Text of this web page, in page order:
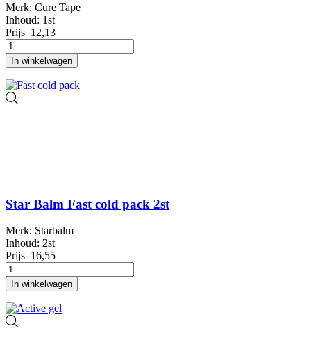
Merk: Cure Tape
Inhoud: 1st
Prijs 12,13
In winkelwagen
Star Balm Fast cold pack 2st
Merk: Starbalm
Inhoud: 2st
Prijs 16,55
In winkelwagen